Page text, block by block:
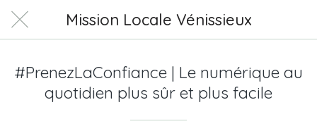
Mission Locale Vénissieux
#PrenezLaConfiance | Le numérique au
quotidien plus sûr et plus facile